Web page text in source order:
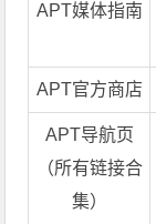
APT媒体指南
APT官方商店
APT导航页
（所有链接合
集）